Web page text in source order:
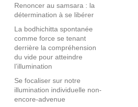
Renoncer au samsara : la
détermination à se libérer
La bodhichitta spontanée
comme force se tenant
derrière la compréhension
du vide pour atteindre
l’illumination
Se focaliser sur notre
illumination individuelle non-
encore-advenue